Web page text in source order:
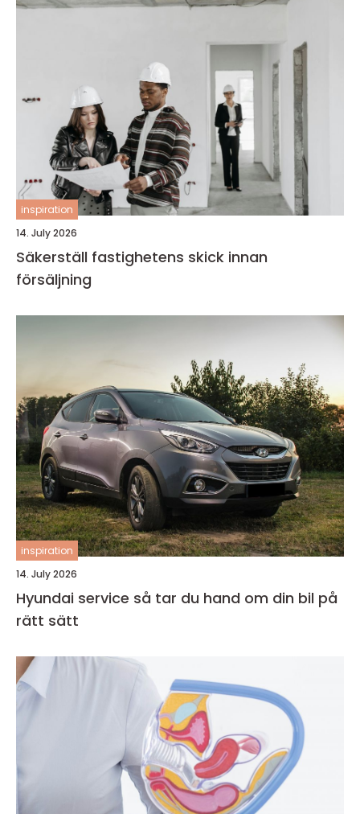
inspiration
14. July 2026
Säkerställ fastighetens skick innan
försäljning
inspiration
14. July 2026
Hyundai service så tar du hand om din bil på
rätt sätt